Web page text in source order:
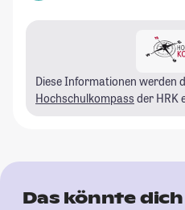
Diese Informationen werden
Hochschulkompass der HRK
Das könnte